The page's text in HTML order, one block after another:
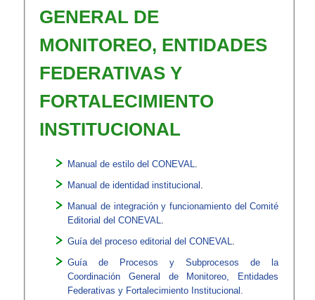
GENERAL DE
MONITOREO, ENTIDADES
FEDERATIVAS Y
FORTALECIMIENTO
INSTITUCIONAL​​
Manual de estilo del CONEVAL​​.
Manual de identidad institucional .​​​
Manual de integración y funcionamiento del Comité
Editorial del CONEVAL.
Guía del proceso editorial del CONEVAL.
Guía de Procesos y Subprocesos de la
Coordinación General de Monitoreo, Entidades
Federativas y Fortalecimiento Institucional.